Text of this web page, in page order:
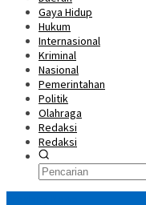
Gaya Hidup
Hukum
Internasional
Kriminal
Nasional
Pemerintahan
Politik
Olahraga
Redaksi
Redaksi